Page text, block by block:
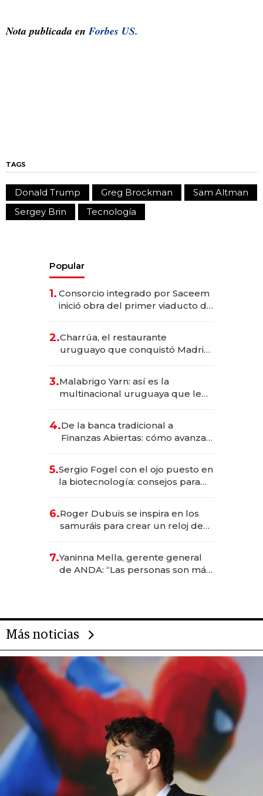
Nota publicada enForbes US.
TAGS
Donald Trump Greg Brockman
Sam Altman
Sergey Brin
Tecnología
Popular
1. Consorcio integrado por Saceem
inició obra del primer viaducto de
millones
2.Charrúa, el restaurante
uruguayo que conquistó Madrid:
anticipación y prepara apertura
3.Malabrigo Yarn: así es la
multinacional uruguaya que le
4.De la banca tradicional a
Finanzas Abiertas: cómo avanza
5.Sergio Fogel con el ojo puesto en
la biotecnología: consejos para
6.Roger Dubuis se inspira en los
samuráis para crear un reloj de
7.Yaninna Mella, gerente general
de ANDA: “Las personas son más
Más noticias